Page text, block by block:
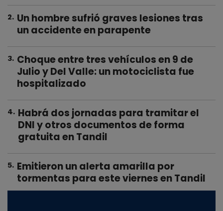
2. Un hombre sufrió graves lesiones tras
un accidente en parapente
3. Choque entre tres vehículos en 9 de
Julio y Del Valle: un motociclista fue
hospitalizado
4. Habrá dos jornadas para tramitar el
DNI y otros documentos de forma
gratuita en Tandil
5. Emitieron un alerta amarilla por
tormentas para este viernes en Tandil